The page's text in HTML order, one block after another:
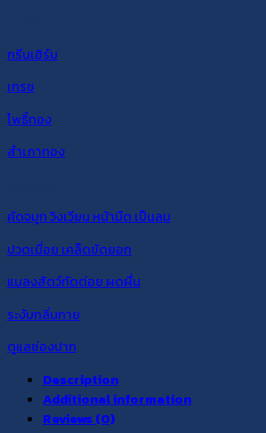
กรีนเฮิร์บ
เกรซ
โพธิ์ทอง
สำเภาทอง
คัดจมูก วิงเวียน หน้ามืด เป็นลม
ปวดเมื่อย เคล็ดขัดยอก
แมลงสัตว์กัดต่อย ผดผื่น
ระงับกลิ่นกาย
ดูแลช่องปาก
Description
Additional information
Reviews (0)